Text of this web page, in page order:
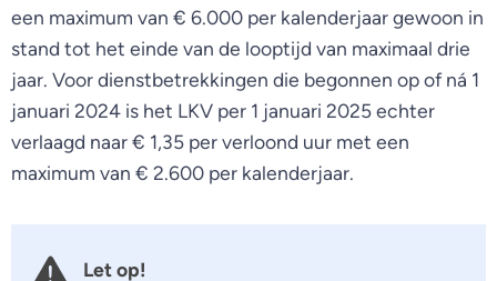
een maximum van € 6.000 per kalenderjaar gewoon in
stand tot het einde van de looptijd van maximaal drie
jaar. Voor dienstbetrekkingen die begonnen op of ná 1
januari 2024 is het LKV per 1 januari 2025 echter
verlaagd naar € 1,35 per verloond uur met een
maximum van € 2.600 per kalenderjaar.
Let op!